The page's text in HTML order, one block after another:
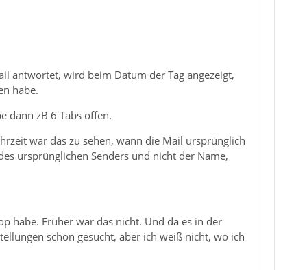
antwortet, wird beim Datum der Tag angezeigt,
habe.
dann zB 6 Tabs offen.
war das zu sehen, wann die Mail ursprünglich
ursprünglichen Senders und nicht der Name,
habe. Früher war das nicht. Und da es in der
schon gesucht, aber ich weiß nicht, wo ich